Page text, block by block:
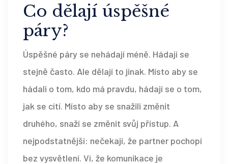
Co dělají úspěšné
páry?
Úspěšné páry se nehádají méně. Hádají se
stejně často. Ale dělají to jinak. Místo aby se
hádali o tom, kdo má pravdu, hádají se o tom,
jak se cítí. Místo aby se snažili změnit
druhého, snaží se změnit svůj přístup. A
nejpodstatnější: nečekají, že partner pochopí
bez vysvětlení. Ví, že komunikace je